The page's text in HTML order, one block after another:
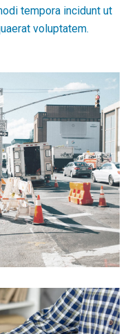
tempora incidunt ut
voluptatem.